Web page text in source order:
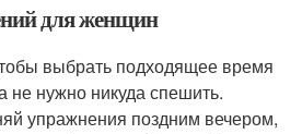
для женщин
выбрать подходящее время
не нужно никуда спешить.
упражнения поздним вечером,